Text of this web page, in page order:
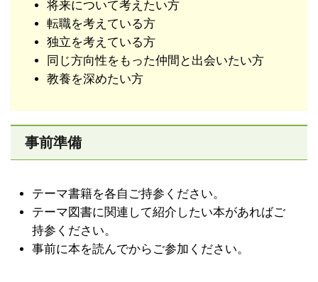
将来について考えたい方
転職を考えている方
独立を考えている方
同じ方向性をもった仲間と出会いたい方
教養を深めたい方
事前準備
テーマ書籍を各自ご持参ください。
テーマ図書に関連して紹介したい本があればご
持参ください。
事前に本を読んでからご参加ください。